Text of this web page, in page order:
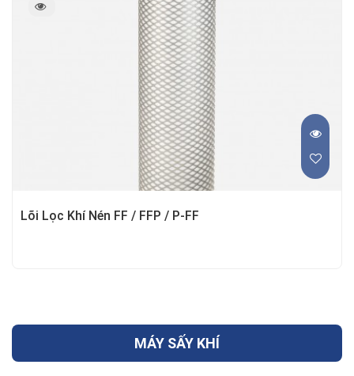
Lõi Lọc Khí Nén FF / FFP / P-FF
MÁY SẤY KHÍ